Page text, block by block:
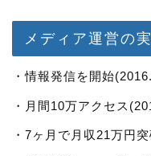
メディア運営の
・情報発信を開始
・月間10万アクセス
・7ヶ月で月収21万円